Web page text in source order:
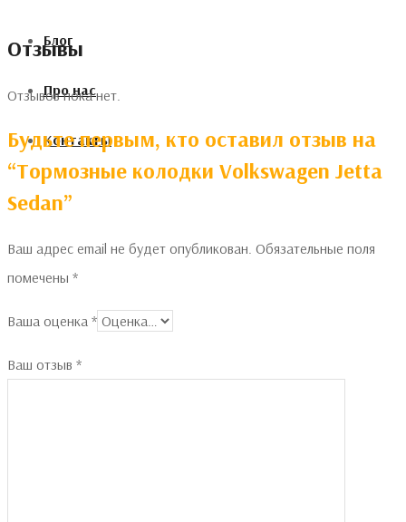
Блог
Про нас
Контакты
Отзывы
Отзывов пока нет.
Будьте первым, кто оставил отзыв на
“Тормозные колодки Volkswagen Jetta
Sedan”
Ваш адрес email не будет опубликован. Обязательные поля
помечены *
Ваша оценка *
Ваш отзыв *